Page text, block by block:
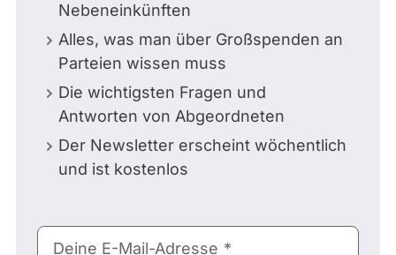
Nebeneinkünften
Alles, was man über Großspenden an
Parteien wissen muss
Die wichtigsten Fragen und
Antworten von Abgeordneten
Der Newsletter erscheint wöchentlich
und ist kostenlos
E-
Deine E-Mail-Adresse